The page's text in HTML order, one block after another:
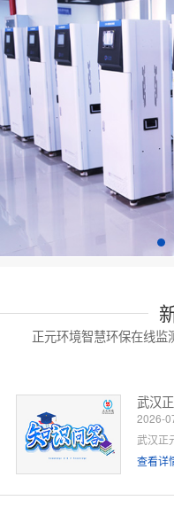
正元环境智慧环保在线
武汉
2026-
查看详